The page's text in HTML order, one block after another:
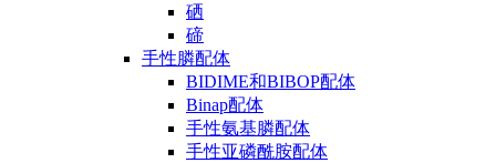
硒
碲
手性膦配体
BIDIME和BIBOP配体
Binap配体
手性氨基膦配体
手性亚磷酰胺配体